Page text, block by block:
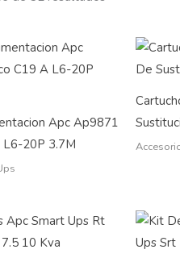
Apc Ap9871
L6-20P 3.7M